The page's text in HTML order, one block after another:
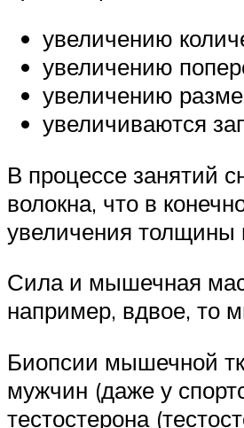
увеличению
увеличению
увеличению
увеличиваются
В процессе занятий
волокна, что в
увеличения толщины
Сила и мышечная
например, вдвое, то
Биопсии мышечной
мужчин (даже у
тестостерона